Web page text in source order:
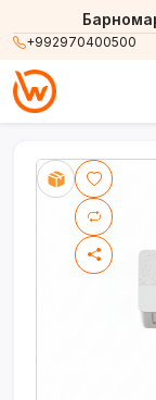
+992970400500